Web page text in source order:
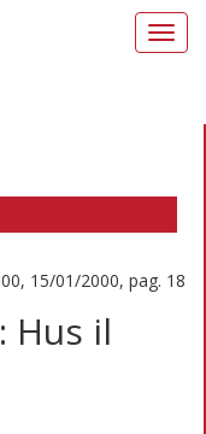
15/01/2000, pag. 18
Hus il